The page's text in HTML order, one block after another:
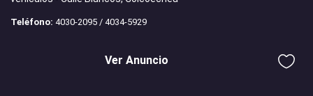
Teléfono: 4030-2095 / 4034-5929
Ver Anuncio